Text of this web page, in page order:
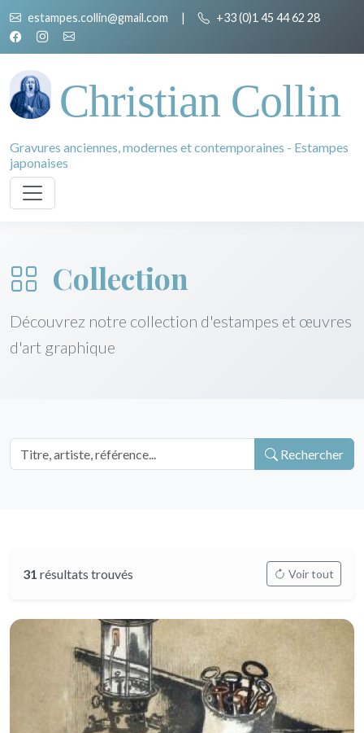
estampes.collin@gmail.com | +33 (0)1 45 44 62 28
Christian Collin
Gravures anciennes, modernes et contemporaines - Estampes
japonaises
Collection
Découvrez notre collection d'estampes et œuvres
d'art graphique
Rechercher
31 résultats trouvés Voir tout